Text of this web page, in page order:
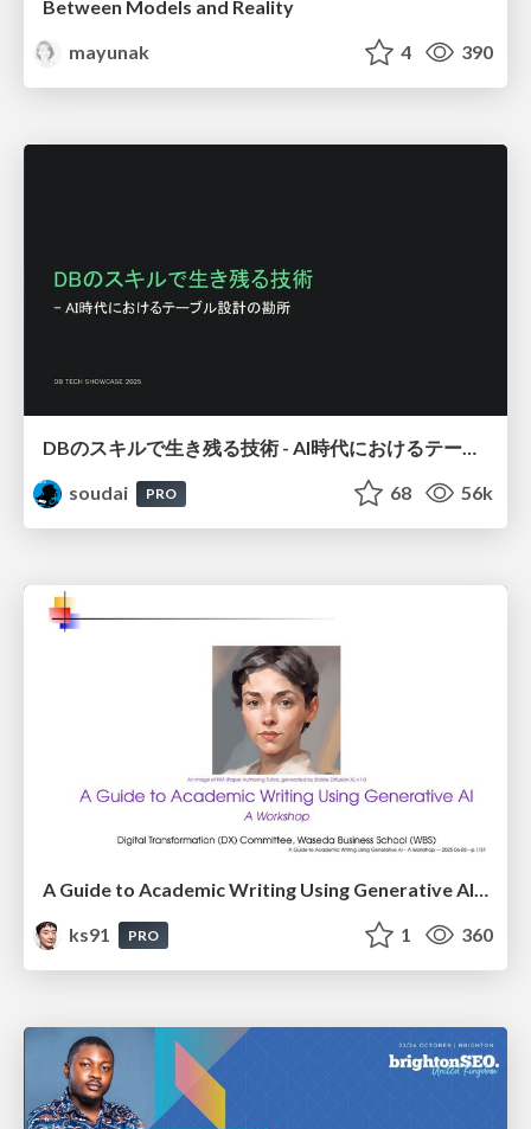
Between Models and Reality
mayunak
4 390
DBのスキルで生き残る技術 - AI時代におけるテーブル設計の勘所
soudai
PRO 68 56k
ks91
PRO 1 360